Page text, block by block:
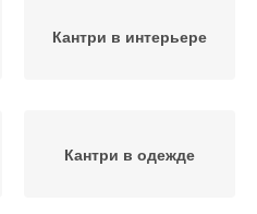
Кантри в интерьере
Кантри в одежде